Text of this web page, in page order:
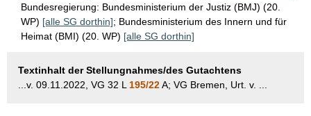
Bundesregierung: Bundesministerium der Justiz (BMJ) (20.
WP) [alle SG dorthin]; Bundesministerium des Innern und für
Heimat (BMI) (20. WP) [alle SG dorthin]
Textinhalt der Stellungnahmes/des Gutachtens
...v. 09.11.2022, VG 32 L 195/22A; VG Bremen, Urt. v. ...